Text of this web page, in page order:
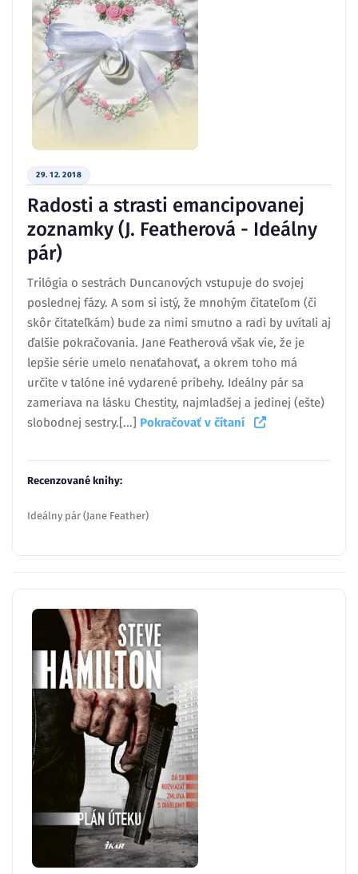
29. 12. 2018
Radosti a strasti emancipovanej
zoznamky (J. Featherová - Ideálny
pár)
Trilógia o sestrách Duncanových vstupuje do svojej
poslednej fázy. A som si istý, že mnohým čitateľom (či
skôr čitateľkám) bude za nimi smutno a radi by uvítali aj
ďalšie pokračovania. Jane Featherová však vie, že je
lepšie série umelo nenaťahovať, a okrem toho má
určite v talóne iné vydarené príbehy. Ideálny pár sa
zameriava na lásku Chestity, najmladšej a jedinej (ešte)
slobodnej sestry.[...] Pokračovať v čítaní
Recenzované knihy:
Ideálny pár (Jane Feather)